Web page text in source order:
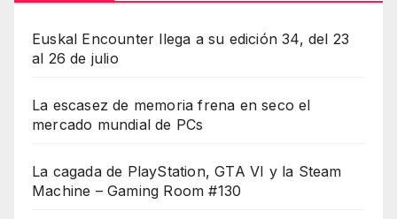
Euskal Encounter llega a su edición 34, del 23
al 26 de julio
La escasez de memoria frena en seco el
mercado mundial de PCs
La cagada de PlayStation, GTA VI y la Steam
Machine – Gaming Room #130